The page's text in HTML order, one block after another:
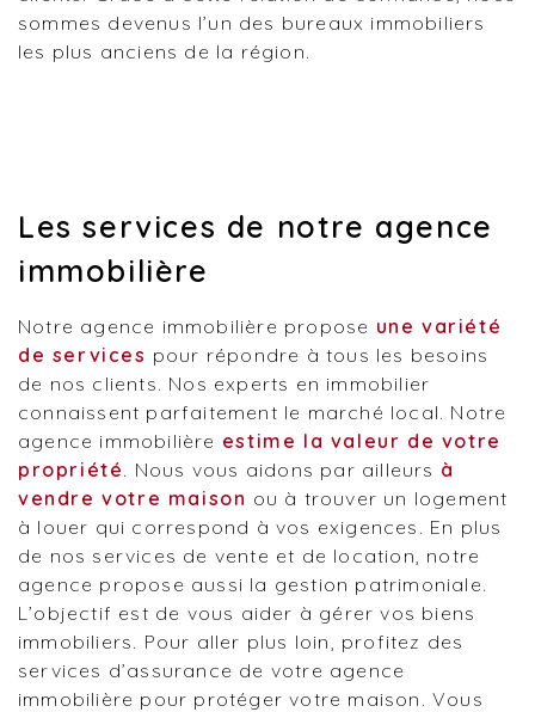
sommes devenus l’un des bureaux immobiliers
les plus anciens de la région.
Les services de notre agence
immobilière
Notre agence immobilière propose une variété
de services pour répondre à tous les besoins
de nos clients. Nos experts en immobilier
connaissent parfaitement le marché local. Notre
agence immobilière estime la valeur de votre
propriété. Nous vous aidons par ailleurs à
vendre votre maison ou à trouver un logement
à louer qui correspond à vos exigences. En plus
de nos services de vente et de location, notre
agence propose aussi la gestion patrimoniale.
L’objectif est de vous aider à gérer vos biens
immobiliers. Pour aller plus loin, profitez des
services d’assurance de votre agence
immobilière pour protéger votre maison. Vous